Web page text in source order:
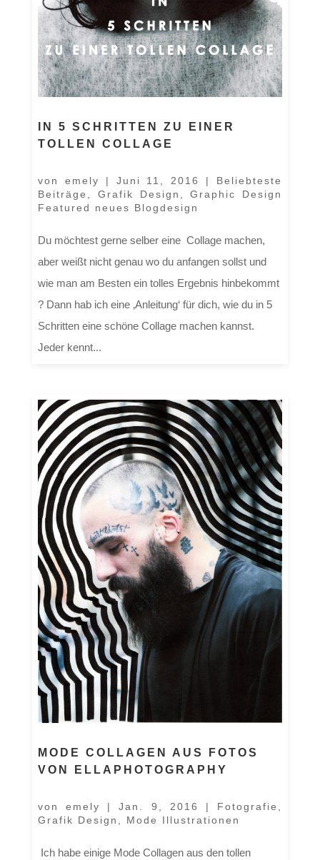
IN 5 SCHRITTEN ZU EINER
TOLLEN COLLAGE
von emely | Juni 11, 2016 | Beliebteste
Beiträge
Grafik Design ,Graphic Design
Featured neues Blogdesign
Du möchtest gerne selber eine Collage machen,
aber weißt nicht genau wo du anfangen sollst und
wie man am Besten ein tolles Ergebnis hinbekommt
? Dann hab ich eine ‚Anleitung‘ für dich, wie du in 5
Schritten eine schöne Collage machen kannst.
Jeder kennt...
MODE COLLAGEN AUS FOTOS
VON ELLAPHOTOGRAPHY
von emely |Jan. 9, 2016 | Fotografie ,
Grafik Design , Mode Illustrationen
Ich habe einige Mode Collagen aus den tollen